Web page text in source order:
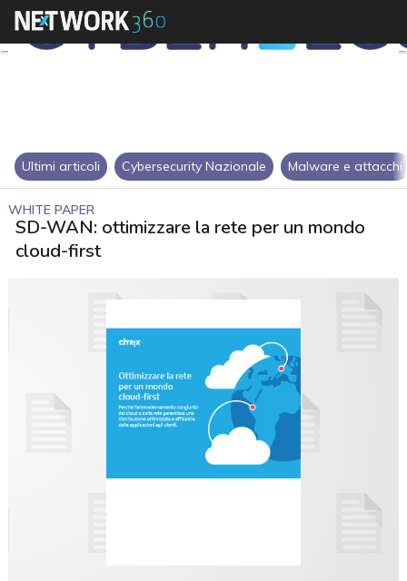
Ultimi articoli Cybersecurity Nazionale Malware e attacchi
WHITE PAPER
SD-WAN: ottimizzare la rete per un mondo
cloud-first